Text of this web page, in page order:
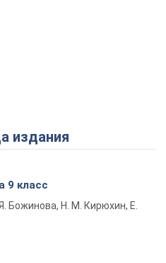
издания
9 класс
Божинова, Н. М. Кирюхин, Е.